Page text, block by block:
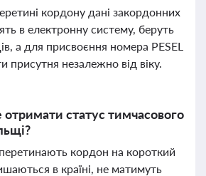
кордону дані закордонних
в електронну систему, беруть
а для присвоєння номера PESEL
присутня незалежно від віку.
статус тимчасового
перетинають кордон на короткий
в країні, не матимуть